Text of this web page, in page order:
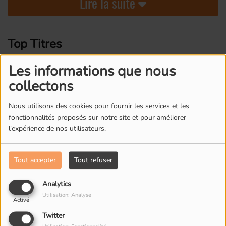
Les informations que nous
collectons
Nous utilisons des cookies pour fournir les services et les
fonctionnalités proposés sur notre site et pour améliorer
l'expérience de nos utilisateurs.
Tout accepter Tout refuser
Analytics
Activé
Utilisation: Analyse
Twitter
Top Titres
Loser
2 E-Pro
3